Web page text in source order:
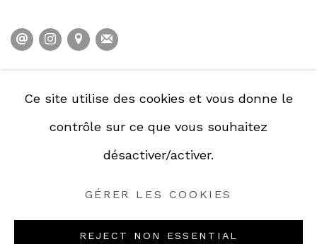
COPYRIGHT © GALERIE DE LA PRÉSIDENCE
Ce site utilise des cookies et vous donne le
contrôle sur ce que vous souhaitez
désactiver/activer.
GÉRER LES COOKIES
REJECT NON ESSENTIAL